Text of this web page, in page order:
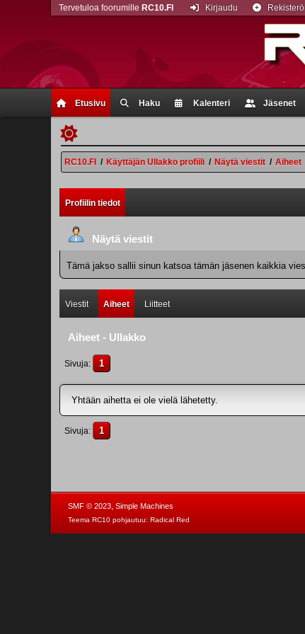
Etusivu Haku Kalenteri Jäsenet
Tervetuloa foorumille RC10.FI Kirjaudu
RC10.FI / Käyttäjän Ullakko profiili / Näytä viestit / Aiheet
Profiilin tiedot
Näytä viestit
Tämä jakso sallii sinun katsoa tämän jäsenen kaikkia
Viestit Aiheet Liitteet
Aiheet - Ullakko
Sivuja 1
Yhtään aihetta ei ole vielä lähetetty.
Sivuja 1
SMF © 2023, Simple Machines
Teema RC10 pohjautuu: Radical Red